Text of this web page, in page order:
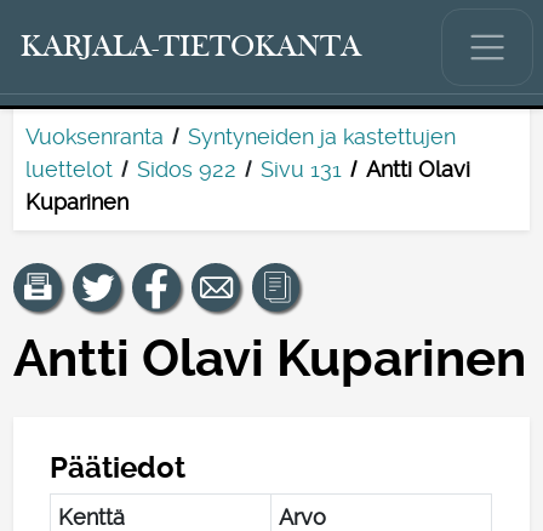
KARJALA-TIETOKANTA
Vuoksenranta
Syntyneiden ja kastettujen
luettelot
Sidos 922 Sivu 131
Antti Olavi
Kuparinen
Antti Olavi Kuparinen
Päätiedot
Kenttä
Arvo